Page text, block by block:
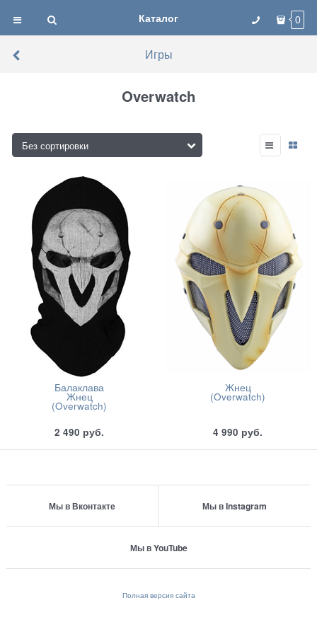
Каталог 0
Игры
Overwatch
Балаклава
Жнец
(Overwatch)
2 490 руб.
Жнец
(Overwatch)
4 990 руб.
Мы в Вконтакте Мы в Instagram
Мы в YouTube
Полная версия сайта